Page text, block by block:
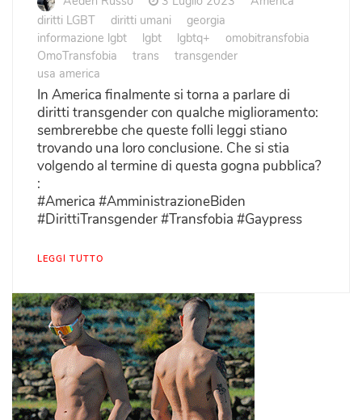
diritti LGBT
diritti umani
georgia
informazione lgbt
lgbt lgbtq+
omobitransfobia
OmoTransfobia
trans
transgender
usa america
In America finalmente si torna a parlare di
diritti transgender con qualche miglioramento:
sembrerebbe che queste folli leggi stiano
trovando una loro conclusione. Che si stia
volgendo al termine di questa gogna pubblica?
:
#America #AmministrazioneBiden
#DirittiTransgender #Transfobia #Gaypress
LEGGI TUTTO